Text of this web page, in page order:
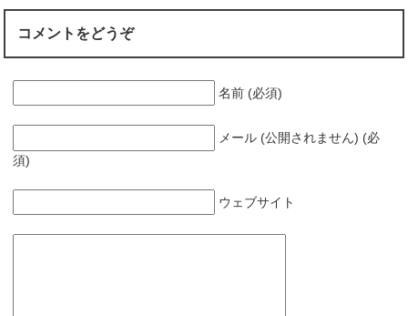
コメントをどうぞ
名前 (必須)
メール (公開されません) (必
須)
ウェブサイト